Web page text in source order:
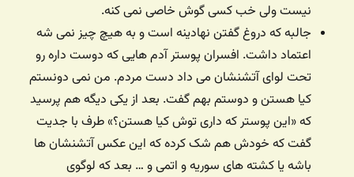
نیست ولی خب کسی گوش خاصی نمی کنه.
جالبه که دروغ گفتن نهادینه است و به هیچ چیز نمی شه
اعتماد داشت. افسران پوستر آدم هایی که دوست داره رو
تحت لوای آتشنشان می داد دست مردم. من نمی دونستم
کیا هستن و دوستم بهم گفت. بعد از یکی دیگه هم پرسید
که «این پوستر که داری توش کیا هستن؟» طرف با جدیت
گفت که خودش هم شک کرده که این عکس آتشنشان ها
باشه یا کشته های سوریه و اتمی و … بعد که لوگوی